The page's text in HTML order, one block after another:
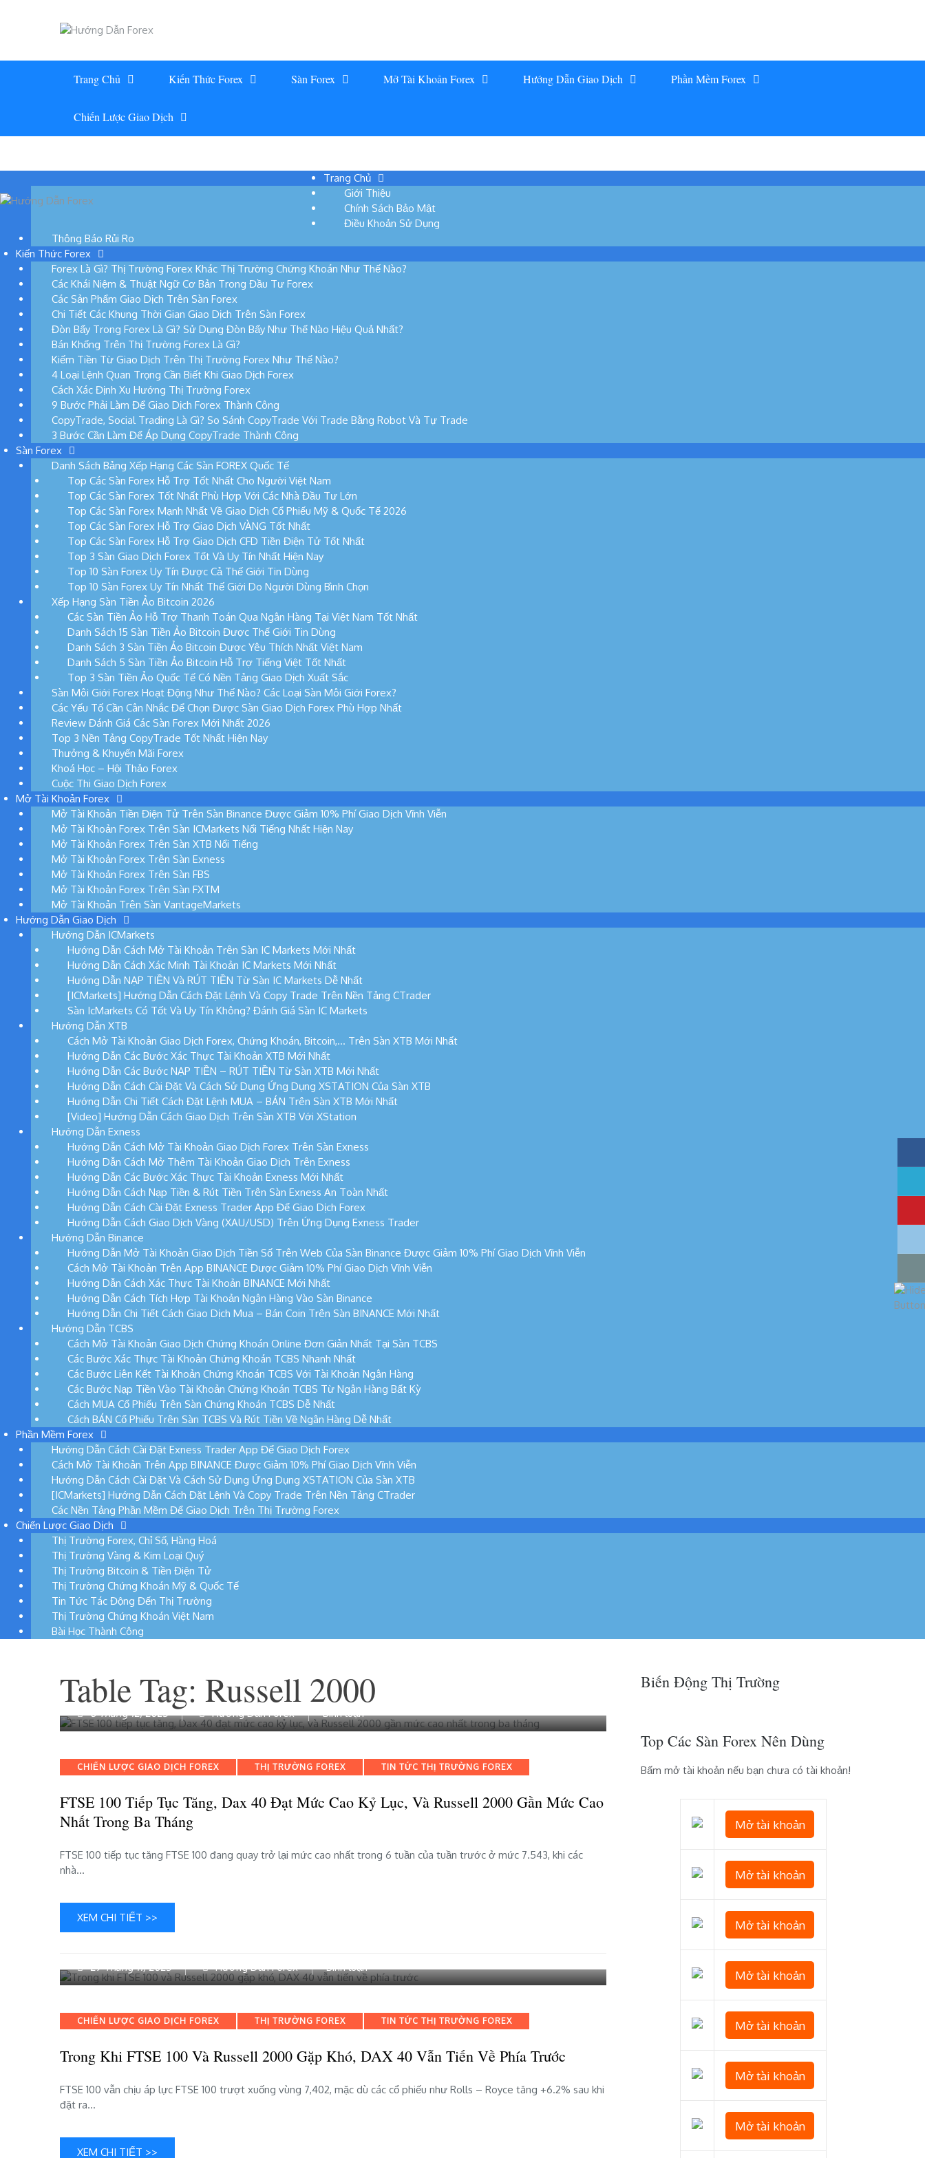
Trang Chủ Kiến Thức Forex Sàn Forex Mở Tài Khoản Forex Hướng Dẫn Giao Dịch Phần Mềm Forex
Chiến Lược Giao Dịch
Trang Chủ
Giới Thiệu
Chính Sách Bảo Mật
Điều Khoản Sử Dụng
Thông Báo Rủi Ro
Kiến Thức Forex
Forex Là Gì? Thị Trường Forex Khác Thị Trường Chứng Khoán Như Thế Nào?
Các Khái Niệm & Thuật Ngữ Cơ Bản Trong Đầu Tư Forex
Các Sản Phẩm Giao Dịch Trên Sàn Forex
Chi Tiết Các Khung Thời Gian Giao Dịch Trên Sàn Forex
Đòn Bẩy Trong Forex Là Gì? Sử Dụng Đòn Bẩy Như Thế Nào Hiệu Quả Nhất?
Bán Khống Trên Thị Trường Forex Là Gì?
Kiếm Tiền Từ Giao Dịch Trên Thị Trường Forex Như Thế Nào?
4 Loại Lệnh Quan Trọng Cần Biết Khi Giao Dịch Forex
Cách Xác Định Xu Hướng Thị Trường Forex
9 Bước Phải Làm Để Giao Dịch Forex Thành Công
CopyTrade, Social Trading Là Gì? So Sánh CopyTrade Với Trade Bằng Robot Và Tự Trade
3 Bước Cần Làm Để Áp Dụng CopyTrade Thành Công
Sàn Forex
Danh Sách Bảng Xếp Hạng Các Sàn FOREX Quốc Tế
Top Các Sàn Forex Hỗ Trợ Tốt Nhất Cho Người Việt Nam
Top Các Sàn Forex Tốt Nhất Phù Hợp Với Các Nhà Đầu Tư Lớn
Top Các Sàn Forex Mạnh Nhất Về Giao Dịch Cổ Phiếu Mỹ & Quốc Tế 2026
Top Các Sàn Forex Hỗ Trợ Giao Dịch VÀNG Tốt Nhất
Top Các Sàn Forex Hỗ Trợ Giao Dịch CFD Tiền Điện Tử Tốt Nhất
Top 3 Sàn Giao Dịch Forex Tốt Và Uy Tín Nhất Hiện Nay
Top 10 Sàn Forex Uy Tín Được Cả Thế Giới Tin Dùng
Top 10 Sàn Forex Uy Tín Nhất Thế Giới Do Người Dùng Bình Chọn
Xếp Hạng Sàn Tiền Ảo Bitcoin 2026
Các Sàn Tiền Ảo Hỗ Trợ Thanh Toán Qua Ngân Hàng Tại Việt Nam Tốt Nhất
Danh Sách 15 Sàn Tiền Ảo Bitcoin Được Thế Giới Tin Dùng
Danh Sách 3 Sàn Tiền Ảo Bitcoin Được Yêu Thích Nhất Việt Nam
Danh Sách 5 Sàn Tiền Ảo Bitcoin Hỗ Trợ Tiếng Việt Tốt Nhất
Top 3 Sàn Tiền Ảo Quốc Tế Có Nền Tảng Giao Dịch Xuất Sắc
Sàn Môi Giới Forex Hoạt Động Như Thế Nào? Các Loại Sàn Môi Giới Forex?
Các Yếu Tố Cần Cân Nhắc Để Chọn Được Sàn Giao Dịch Forex Phù Hợp Nhất
Review Đánh Giá Các Sàn Forex Mới Nhất 2026
Top 3 Nền Tảng CopyTrade Tốt Nhất Hiện Nay
Thưởng & Khuyến Mãi Forex
Khoá Học – Hội Thảo Forex
Cuộc Thi Giao Dịch Forex
Mở Tài Khoản Forex
Mở Tài Khoản Tiền Điện Tử Trên Sàn Binance Được Giảm 10% Phí Giao Dịch Vĩnh Viễn
Mở Tài Khoản Forex Trên Sàn ICMarkets Nổi Tiếng Nhất Hiện Nay
Mở Tài Khoản Forex Trên Sàn XTB Nổi Tiếng
Mở Tài Khoản Forex Trên Sàn Exness
Mở Tài Khoản Forex Trên Sàn FBS
Mở Tài Khoản Forex Trên Sàn FXTM
Mở Tài Khoản Trên Sàn VantageMarkets
Hướng Dẫn Giao Dịch
Hướng Dẫn ICMarkets
Hướng Dẫn Cách Mở Tài Khoản Trên Sàn IC Markets Mới Nhất
Hướng Dẫn Cách Xác Minh Tài Khoản IC Markets Mới Nhất
Hướng Dẫn NẠP TIỀN Và RÚT TIỀN Từ Sàn IC Markets Dễ Nhất
[ICMarkets] Hướng Dẫn Cách Đặt Lệnh Và Copy Trade Trên Nền Tảng CTrader
Sàn IcMarkets Có Tốt Và Uy Tín Không? Đánh Giá Sàn IC Markets
Hướng Dẫn XTB
Cách Mở Tài Khoản Giao Dịch Forex, Chứng Khoán, Bitcoin,… Trên Sàn XTB Mới Nhất
Hướng Dẫn Các Bước Xác Thực Tài Khoản XTB Mới Nhất
Hướng Dẫn Các Bước NẠP TIỀN – RÚT TIỀN Từ Sàn XTB Mới Nhất
Hướng Dẫn Cách Cài Đặt Và Cách Sử Dụng Ứng Dụng XSTATION Của Sàn XTB
Hướng Dẫn Chi Tiết Cách Đặt Lệnh MUA – BÁN Trên Sàn XTB Mới Nhất
[Video] Hướng Dẫn Cách Giao Dịch Trên Sàn XTB Với XStation
Hướng Dẫn Exness
Hướng Dẫn Cách Mở Tài Khoản Giao Dịch Forex Trên Sàn Exness
Hướng Dẫn Cách Mở Thêm Tài Khoản Giao Dịch Trên Exness
Hướng Dẫn Các Bước Xác Thực Tài Khoản Exness Mới Nhất
Hướng Dẫn Cách Nạp Tiền & Rút Tiền Trên Sàn Exness An Toàn Nhất
Hướng Dẫn Cách Cài Đặt Exness Trader App Để Giao Dịch Forex
Hướng Dẫn Cách Giao Dịch Vàng (XAU/USD) Trên Ứng Dụng Exness Trader
Hướng Dẫn Binance
Hướng Dẫn Mở Tài Khoản Giao Dịch Tiền Số Trên Web Của Sàn Binance Được Giảm 10% Phí Giao Dịch Vĩnh Viễn
Cách Mở Tài Khoản Trên App BINANCE Được Giảm 10% Phí Giao Dịch Vĩnh Viễn
Hướng Dẫn Cách Xác Thực Tài Khoản BINANCE Mới Nhất
Hướng Dẫn Cách Tích Hợp Tài Khoản Ngân Hàng Vào Sàn Binance
Hướng Dẫn Chi Tiết Cách Giao Dịch Mua – Bán Coin Trên Sàn BINANCE Mới Nhất
Hướng Dẫn TCBS
Cách Mở Tài Khoản Giao Dịch Chứng Khoán Online Đơn Giản Nhất Tại Sàn TCBS
Các Bước Xác Thực Tài Khoản Chứng Khoán TCBS Nhanh Nhất
Các Bước Liên Kết Tài Khoản Chứng Khoán TCBS Với Tài Khoản Ngân Hàng
Các Bước Nạp Tiền Vào Tài Khoản Chứng Khoán TCBS Từ Ngân Hàng Bất Kỳ
Cách MUA Cổ Phiếu Trên Sàn Chứng Khoán TCBS Dễ Nhất
Cách BÁN Cổ Phiếu Trên Sàn TCBS Và Rút Tiền Về Ngân Hàng Dễ Nhất
Phần Mềm Forex
Hướng Dẫn Cách Cài Đặt Exness Trader App Để Giao Dịch Forex
Cách Mở Tài Khoản Trên App BINANCE Được Giảm 10% Phí Giao Dịch Vĩnh Viễn
Hướng Dẫn Cách Cài Đặt Và Cách Sử Dụng Ứng Dụng XSTATION Của Sàn XTB
[ICMarkets] Hướng Dẫn Cách Đặt Lệnh Và Copy Trade Trên Nền Tảng CTrader
Các Nền Tảng Phần Mềm Để Giao Dịch Trên Thị Trường Forex
Chiến Lược Giao Dịch
Thị Trường Forex, Chỉ Số, Hàng Hoá
Thị Trường Vàng & Kim Loại Quý
Thị Trường Bitcoin & Tiền Điện Tử
Thị Trường Chứng Khoán Mỹ & Quốc Tế
Tin Tức Tác Động Đến Thị Trường
Thị Trường Chứng Khoán Việt Nam
Bài Học Thành Công
Table Tag: Russell 2000
6 Tháng 12, 2023 Hướng Dẫn Forex Bình luận
viết
100
tiếp
tăng,
mức
gần
mức
nhất
trong
tháng
Categories
CHIẾN LƯỢC GIAO DỊCH FOREX THỊ TRƯỜNG FOREX TIN TỨC THỊ TRƯỜNG FOREX
FTSE 100 Tiếp Tục Tăng, Dax 40 Đạt Mức Cao Kỷ Lục, Và Russell 2000 Gần Mức Cao
Nhất Trong Ba Tháng
​​FTSE 100 tiếp tục tăng FTSE 100 đang quay trở lại mức cao nhất trong 6 tuần của tuần trước ở mức 7.543, khi các
nhà…
XEM CHI TIẾT >>
29 Tháng 11, 2023 Hướng Dẫn Forex Bình luận
viết
khi
FTSE
và
2000
Categories
CHIẾN LƯỢC GIAO DỊCH FOREX THỊ TRƯỜNG FOREX TIN TỨC THỊ TRƯỜNG FOREX
Trong Khi FTSE 100 Và Russell 2000 Gặp Khó, DAX 40 Vẫn Tiến Về Phía Trước
FTSE 100 vẫn chịu áp lực FTSE 100 trượt xuống vùng 7,402, mặc dù các cổ phiếu như Rolls – Royce tăng +6.2% sau khi
đặt ra…
XEM CHI TIẾT >>
Biến Động Thị Trường
Top Các Sàn Forex Nên Dùng
Bấm mở tài khoản nếu bạn chưa có tài khoản!
Mở tài khoản
Mở tài khoản
Mở tài khoản
Mở tài khoản
Mở tài khoản
Mở tài khoản
Mở tài khoản